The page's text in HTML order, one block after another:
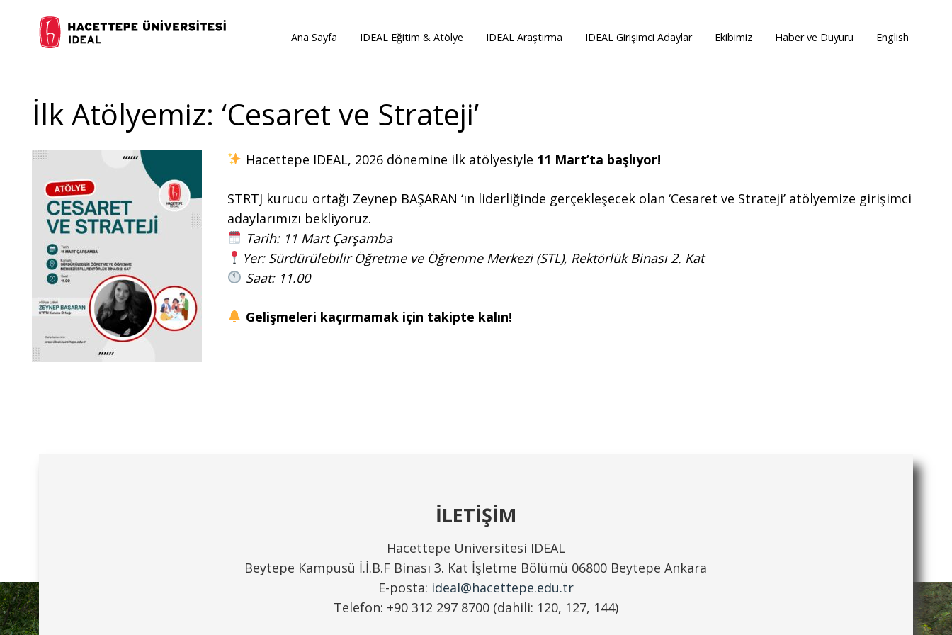
Ana Sayfa IDEAL Eğitim & Atölye IDEAL Araştırma IDEAL Girişimci Adaylar Ekibimiz Haber ve Duyuru English
İlk Atölyemiz: ‘Cesaret ve Strateji’
Hacettepe IDEAL, 2026 dönemine ilk atölyesiyle 11 Mart’ta başlıyor!
STRTJ kurucu ortağı Zeynep BAŞARAN ‘ın liderliğinde gerçekleşecek olan ‘Cesaret ve Strateji’ atölyemize girişimci
adaylarımızı bekliyoruz.
Tarih: 11 Mart Çarşamba
Yer: Sürdürülebilir Öğretme ve Öğrenme Merkezi (STL), Rektörlük Binası 2. Kat
Saat: 11.00
Gelişmeleri kaçırmamak için takipte kalın!
İLETİŞİM
Hacettepe Üniversitesi IDEAL
Beytepe Kampusü İ.İ.B.F Binası 3. Kat İşletme Bölümü 06800 Beytepe Ankara
E-posta: ideal@hacettepe.edu.tr
Telefon: +90 312 297 8700 (dahili: 120, 127, 144)